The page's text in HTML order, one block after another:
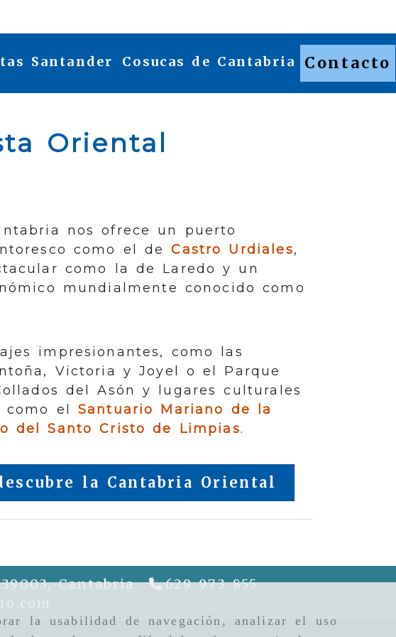
la usabilidad de navegación, analizar el uso
Santander Cosucas de Cantabria Contacto
Oriental
nos ofrece un puerto
como el deCastro Urdiales,
como la de Laredo y un
mundialmente conocido como
impresionantes, como las
Victoria y Joyel o el Parque
del Asón y lugares culturales
como el Santuario Mariano de la
del Santo Cristo de Limpias.
la Cantabria Oriental
39003,Cantabria
629 973 855